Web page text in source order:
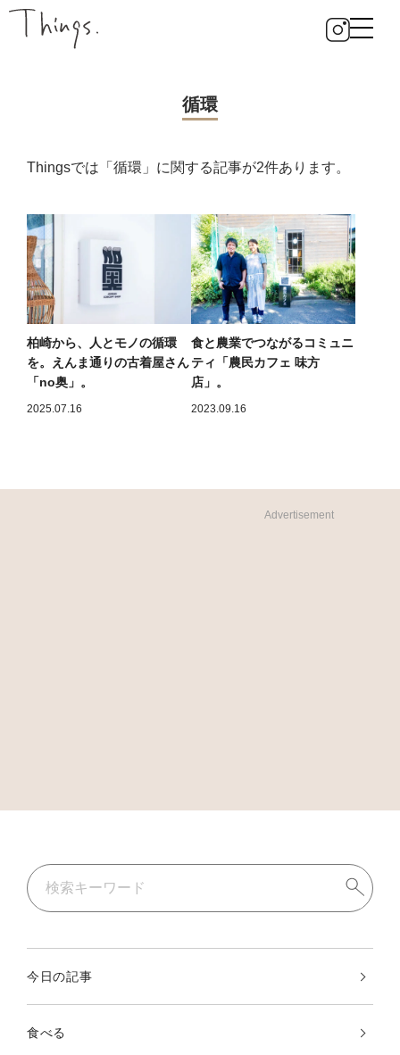
循環
Thingsでは「循環」に関する記事が2件あります。
柏崎から、人とモノの循環
を。えんま通りの古着屋さん
「no奥」。
2025.07.16
食と農業でつながるコミュニ
ティ「農民カフェ 味方
店」。
2023.09.16
Advertisement
今日の記事
食べる